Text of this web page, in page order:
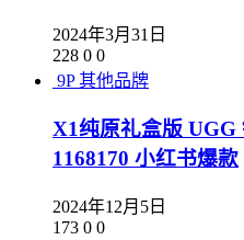
2024年3月31日
228 0 0
9P 其他品牌
X1纯原礼盒版 UGG
1168170 小红书爆款
2024年12月5日
173 0 0